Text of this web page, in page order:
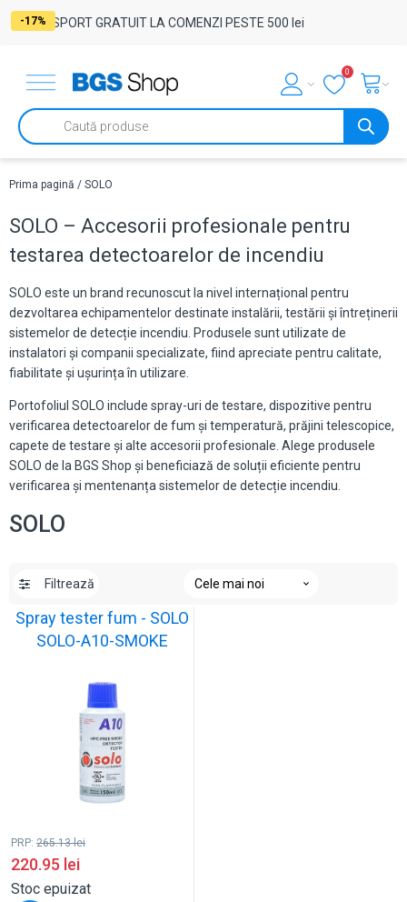
TRANSPORT GRATUIT LA COMENZI PESTE 500 lei
0
Products
search
Prima pagină / SOLO
SOLO – Accesorii profesionale pentru
testarea detectoarelor de incendiu
SOLO este un brand recunoscut la nivel internațional pentru
dezvoltarea echipamentelor destinate instalării, testării și întreținerii
sistemelor de detecție incendiu. Produsele sunt utilizate de
instalatori și companii specializate, fiind apreciate pentru calitate,
fiabilitate și ușurința în utilizare.
Portofoliul SOLO include spray-uri de testare, dispozitive pentru
verificarea detectoarelor de fum și temperatură, prăjini telescopice,
capete de testare și alte accesorii profesionale. Alege produsele
SOLO de la BGS Shop și beneficiază de soluții eficiente pentru
verificarea și mentenanța sistemelor de detecție incendiu.
SOLO
Filtrează
-17%
Spray tester fum - SOLO
SOLO-A10-SMOKE
PRP: 265.13lei
220.95 lei
Stoc epuizat